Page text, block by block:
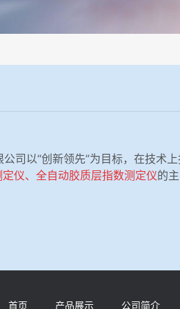
公司 以“创新领先”为目标，在技术
仪、全自动胶质层指数测定仪的
首页 产品展示 公司简介